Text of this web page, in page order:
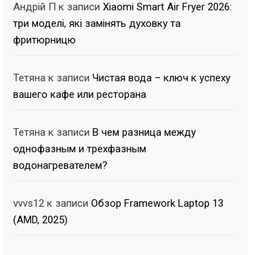
Андрій П к записиXiaomi Smart Air Fryer 2026:
три моделі, які замінять духовку та
фритюрницю
Тетяна к записиЧистая вода – ключ к успеху
вашего кафе или ресторана
Тетяна к записиВ чем разница между
однофазным и трехфазным
водонагревателем?
vvvs12 к записиОбзор Framework Laptop 13
(AMD, 2025)